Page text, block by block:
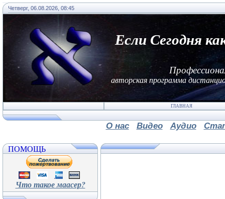
Четверг, 06.08.2026, 08:45
Если Сегодня
авторская программа
ГЛАВНАЯ
О нас Видео Аудио
ПОМОЩЬ
Что такое маасер?